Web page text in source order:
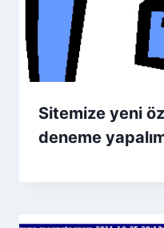
Sitemize yeni
deneme